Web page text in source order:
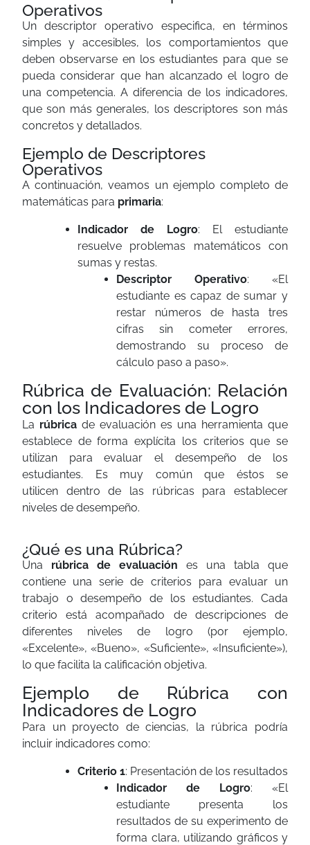
Operativos
Un descriptor operativo especifica, en términos
simples y accesibles, los comportamientos que
deben observarse en los estudiantes para que se
pueda considerar que han alcanzado el logro de
una competencia. A diferencia de los indicadores,
que son más generales, los descriptores son más
concretos y detallados.
Ejemplo de Descriptores
Operativos
A continuación, veamos un ejemplo completo de
matemáticas para primaria:
Indicador de Logro: El estudiante
resuelve problemas matemáticos con
sumas y restas.
Descriptor Operativo: «El
estudiante es capaz de sumar y
restar números de hasta tres
cifras sin cometer errores,
demostrando su proceso de
cálculo paso a paso».
Rúbrica de Evaluación: Relación
con los Indicadores de Logro
La rúbrica de evaluación es una herramienta que
establece de forma explícita los criterios que se
utilizan para evaluar el desempeño de los
estudiantes. Es muy común que éstos se
utilicen dentro de las rúbricas para establecer
niveles de desempeño.
¿Qué es una Rúbrica?
Una rúbrica de evaluación es una tabla que
contiene una serie de criterios para evaluar un
trabajo o desempeño de los estudiantes. Cada
criterio está acompañado de descripciones de
diferentes niveles de logro (por ejemplo,
«Excelente», «Bueno», «Suficiente», «Insuficiente»),
lo que facilita la calificación objetiva.
Ejemplo de Rúbrica con
Indicadores de Logro
Para un proyecto de ciencias, la rúbrica podría
incluir indicadores como:
Criterio 1: Presentación de los resultados
Indicador de Logro: «El
estudiante presenta los
resultados de su experimento de
forma clara, utilizando gráficos y